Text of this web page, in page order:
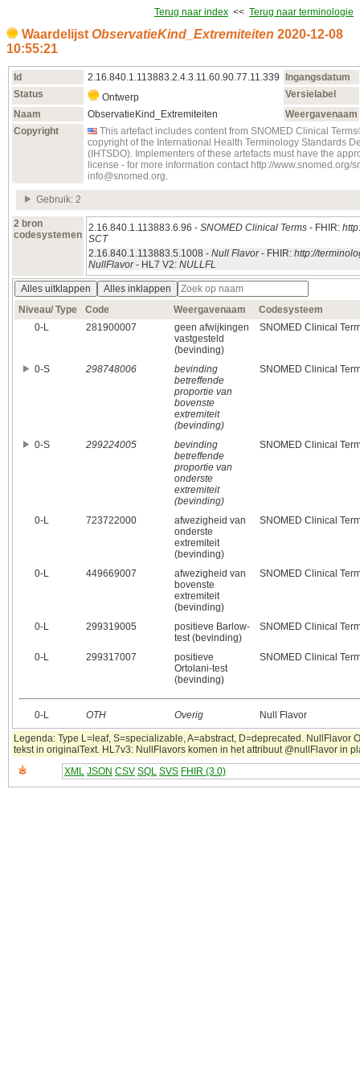
Terug naar index << Terug naar terminologie
Waardelijst ObservatieKind_Extremiteiten 2020‑12‑08
10:55:21
Id 2.16.840.1.113883.2.4.3.11.60.90.77.11.339
Ingangsdatum
Status
Ontwerp
Versielabel
Naam
ObservatieKind_Extremiteiten
Weergavenaam
Copyright
This artefact includes content from SNOMED Clinical
copyright of the International Health Terminology Standards
(IHTSDO). Implementers of these artefacts must have the
license - for more information contact http://www.snomed.org/
info@snomed.org.
Gebruik: 2
2 bron
codesystemen
2.16.840.1.113883.6.96 - SNOMED Clinical Terms - FHIR:
SCT
2.16.840.1.113883.5.1008 - Null Flavor- FHIR: http://
NullFlavor- HL7 V2: NULLFL
Alles uitklappen
Alles inklappen
Niveau/ Type
Code Weergavenaam
Codesysteem
0‑L
281900007
geen afwijkingen
vastgesteld
(bevinding)
SNOMED Clinical
0‑S 298748006
bevinding
betreffende
proportie van
bovenste
extremiteit
(bevinding)
SNOMED Clinical
0‑S 299224005
bevinding
betreffende
proportie van
onderste
extremiteit
(bevinding)
SNOMED Clinical
0‑L 723722000
afwezigheid van
onderste
extremiteit
(bevinding)
SNOMED Clinical
0‑L 449669007
afwezigheid van
bovenste
extremiteit
(bevinding)
SNOMED Clinical
0‑L 299319005
positieve Barlow-
test (bevinding)
SNOMED Clinical
0‑L 299317007
positieve
Ortolani-test
(bevinding)
SNOMED Clinical
0‑L OTH Overig Null Flavor
Legenda: Type L=leaf, S=specializable, A=abstract, D=deprecated. NullFlavor
tekst in originalText. HL7v3: NullFlavors komen in het attribuut @nullFlavor in
XML JSON CSV SQL SVS FHIR (3.0)